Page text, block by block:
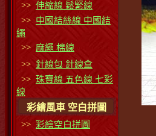
>> 伸縮線 鬆緊線
>> 中國結絲線 中國結
繩
>> 麻繩 棉線
>> 針線包 針線盒
>> 珠寶線 五色線 七彩
線
彩繪風車 空白拼圖
>> 彩繪空白拼圖